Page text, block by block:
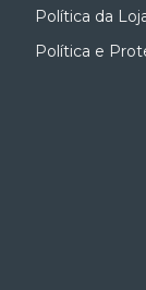
Política da
Política e